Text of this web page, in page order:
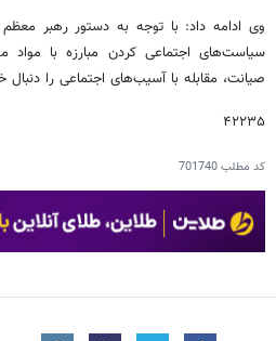
وی ادامه داد: با توجه به دستور رهبر
سیاست‌های اجتماعی کردن مبارزه با مواد
صیانت، مقابله با آسیب‌های اجتماعی را دنبال
۴۲۲۳۵
کد مطلب701740